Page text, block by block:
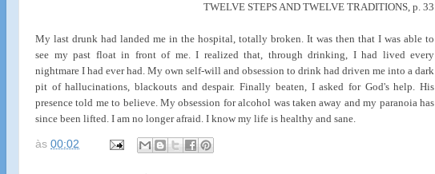
TWELVE STEPS AND TWELVE TRADITIONS, p. 33
My last drunk had landed me in the hospital, totally broken. It was then that I was able to
see my past float in front of me. I realized that, through drinking, I had lived every
nightmare I had ever had. My own self-will and obsession to drink had driven me into a dark
pit of hallucinations, blackouts and despair. Finally beaten, I asked for God's help. His
presence told me to believe. My obsession for alcohol was taken away and my paranoia has
since been lifted. I am no longer afraid. I know my life is healthy and sane.
às 00:02